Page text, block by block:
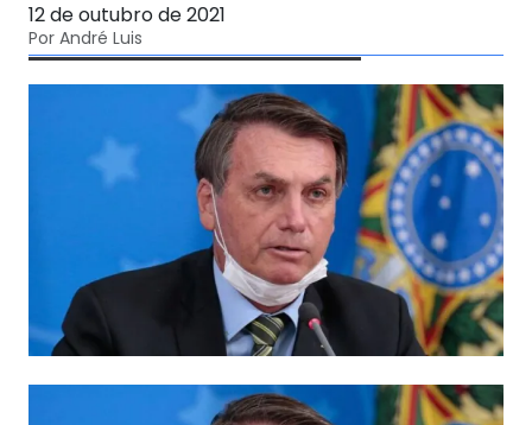
12 de outubro de 2021
Por André Luis